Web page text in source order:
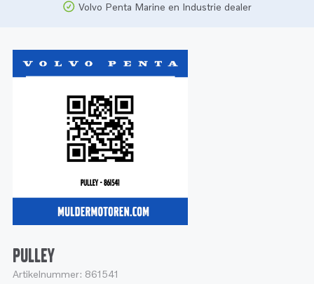
Onderdelen
Bedrijfsvaart
Onderdelen
Motoren
Onderdelen
Service
Motoren
Service en onderhoud
Volvo Penta Marine en Industrie dealer
PULLEY
Artikelnummer: 861541